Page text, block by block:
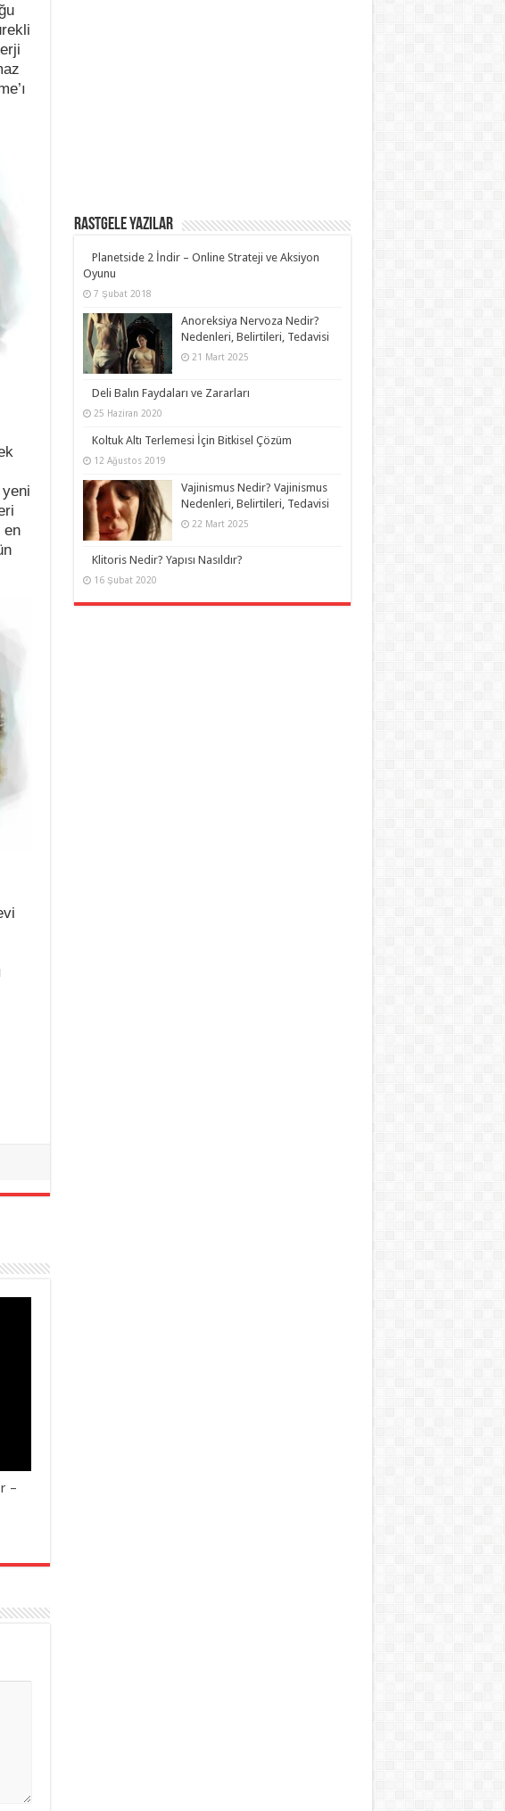
en
–
RASTGELE YAZILAR
Planetside 2 İndir – Online Strateji ve Aksiyon
Oyunu
7 Şubat 2018
Anoreksiya Nervoza Nedir?
Nedenleri, Belirtileri, Tedavisi
21 Mart 2025
Deli Balın Faydaları ve Zararları
25 Haziran 2020
Koltuk Altı Terlemesi İçin Bitkisel Çözüm
12 Ağustos 2019
Vajinismus Nedir? Vajinismus
Nedenleri, Belirtileri, Tedavisi
22 Mart 2025
Klitoris Nedir? Yapısı Nasıldır?
16 Şubat 2020